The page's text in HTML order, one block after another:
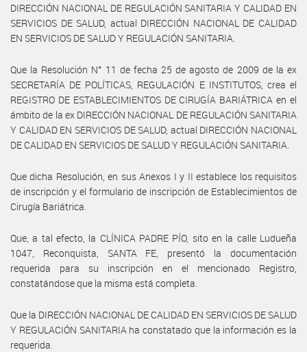
DIRECCIÓN NACIONAL DE REGULACIÓN SANITARIA Y CALIDAD EN
SERVICIOS DE SALUD, actual DIRECCIÓN NACIONAL DE CALIDAD
EN SERVICIOS DE SALUD Y REGULACIÓN SANITARIA.
Que la Resolución N° 11 de fecha 25 de agosto de 2009 de la ex
SECRETARÍA DE POLÍTICAS, REGULACIÓN E INSTITUTOS, crea el
REGISTRO DE ESTABLECIMIENTOS DE CIRUGÍA BARIÁTRICA en el
ámbito de la ex DIRECCIÓN NACIONAL DE REGULACIÓN SANITARIA
Y CALIDAD EN SERVICIOS DE SALUD, actual DIRECCIÓN NACIONAL
DE CALIDAD EN SERVICIOS DE SALUD Y REGULACIÓN SANITARIA.
Que dicha Resolución, en sus Anexos I y II establece los requisitos
de inscripción y el formulario de inscripción de Establecimientos de
Cirugía Bariátrica.
Que, a tal efecto, la CLÍNICA PADRE PÍO, sito en la calle Ludueña
1047, Reconquista, SANTA FE, presentó la documentación
requerida para su inscripción en el mencionado Registro,
constatándose que la misma está completa.
Que la DIRECCIÓN NACIONAL DE CALIDAD EN SERVICIOS DE SALUD
Y REGULACIÓN SANITARIA ha constatado que la información es la
requerida.